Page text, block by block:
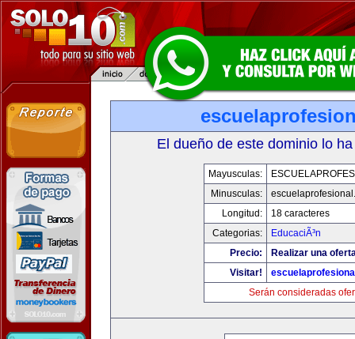
El dueño de este dominio lo
Mayusculas:
Minusculas:
Longitud:
18 caracteres
Categorias:
EducaciÃ³n
Precio:
Realizar una
Visitar!
Serán consideradas